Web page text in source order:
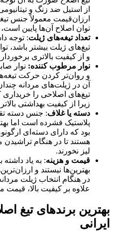
از استیل ضد زنگ و
ارزان‌قیمت معمولاً جنس
توان اصلاح آن‌ها پایین
تعداد تیغه‌های ژیلت: توجه
تیغ‌های ژیلت بیشتر باشد،
و از کیفیت بالاتری
نوار مرطوب کننده: نوار
و روان‌تر کردن حرکت
آن در ژیلت‌های مردانه
تیغ‌های اصلاحی را خریداری
زیرا از کیفیت بهداشتی
دسته یا غلاف: جنس دسته
پلاستیک فشرده است اما
بود که دارای دسته‌ای
هستند تا در هنگام
لیز نخورند.
قیمت و هزینه: به یاد
بهترین‌ها نیستند و
در هنگام انتخاب ژیلت
علاوه بر کیفیت بالا،
بهترین برند‌های تیغ
ایرانی